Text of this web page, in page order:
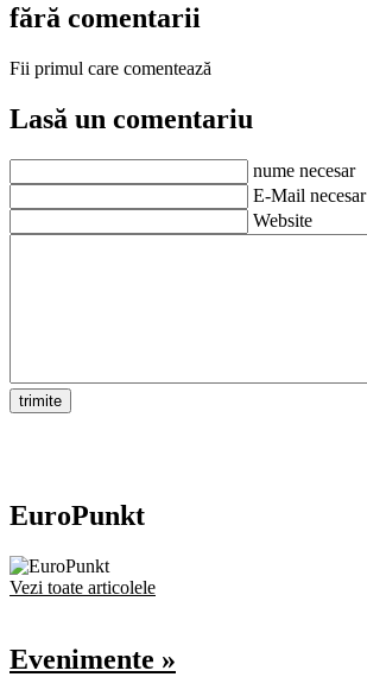
fără comentarii
Fii primul care comentează
Lasă un comentariu
nume necesar
E-Mail necesar
Website
EuroPunkt
Vezi toate articolele
Evenimente »